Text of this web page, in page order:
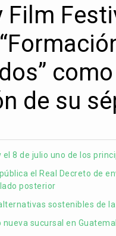
Film
de su
8 de julio uno de los
el Real Decreto de
posterior
sostenibles de
sucursal en